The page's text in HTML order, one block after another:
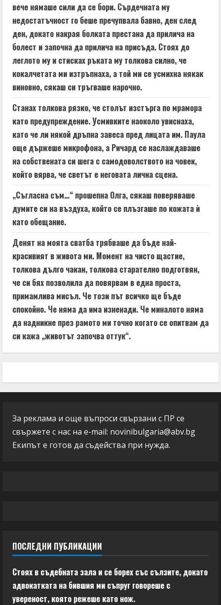
вече нямаше сили да се бори. Сърдечната му
недостатъчност го беше пречупвала бавно, ден след
ден, докато накрая болката престана да прилича на
болест и започна да прилича на присъда. Стоях до
леглото му и стисках ръката му толкова силно, че
кокалчетата ми изтръпнаха, а той ми се усмихна някак
виновно, сякаш си тръгваше нарочно.
Станах толкова рязко, че столът изстърга по мрамора
като предупреждение. Усмивките наоколо увиснаха,
като че ли някой дръпна завеса пред лицата им. Паула
още държеше микрофона, а Ричард се наслаждаваше
на собствената си шега с самодоволството на човек,
който вярва, че светът е неговата лична сцена.
„Съгласна съм…“ прошепна Олга, сякаш поверяваше
думите си на въздуха, който се плъзгаше по кожата ѝ
като обещание.
Денят на моята сватба трябваше да бъде най-
красивият в живота ми. Момент на чисто щастие,
толкова дълго чакан, толкова старателно подготвян,
че си бях позволила да повярвам в една проста,
примамлива мисъл. Че този път всичко ще бъде
спокойно. Че няма да има изненади. Че миналото няма
да надникне през рамото ми точно когато се опитвам да
си кажа „животът започва оттук“.
За реклама и още въпроси свързани с ПР се
свържете с нас на e-mail: novinibulgaria@abv.bg
Екипът е готов да съдейства при нужда.
ПОСЛЕДНИ ПУБЛИКАЦИИ
Стоях в съдебната зала и се борех със сълзите, докато
адвокатката на бившия ми съпруг говореше с
увереност, която режеше като нож.